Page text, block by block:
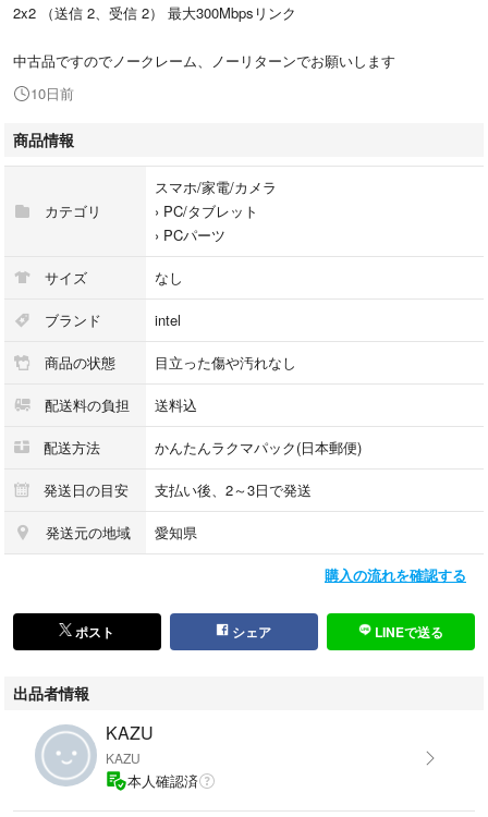
2x2 （送信 2、受信 2） 最大300Mbpsリンク
中古品ですのでノークレーム、ノーリターンでお願いします
10日前
商品情報
カテゴリ
スマホ/家電/カメラ
› PC/タブレット
› PCパーツ
サイズ なし
ブランド intel
商品の状態 目立った傷や汚れなし
配送料の負担 送料込
配送方法 かんたんラクマパック(日本郵便)
発送日の目安 支払い後、2～3日で発送
発送元の地域 愛知県
購入の流れを確認する
ポスト シェア LINEで送る
出品者情報
KAZU
KAZU
本人確認済